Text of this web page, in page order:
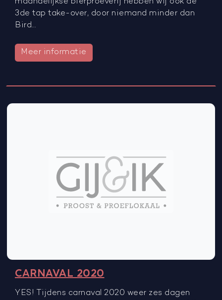
maandelijkse bierproeverij hebben wij ook de
3de tap take-over, door niemand minder dan
Bird…
Meer informatie
CARNAVAL 2020
YES! Tijdens carnaval 2020 weer zes dagen